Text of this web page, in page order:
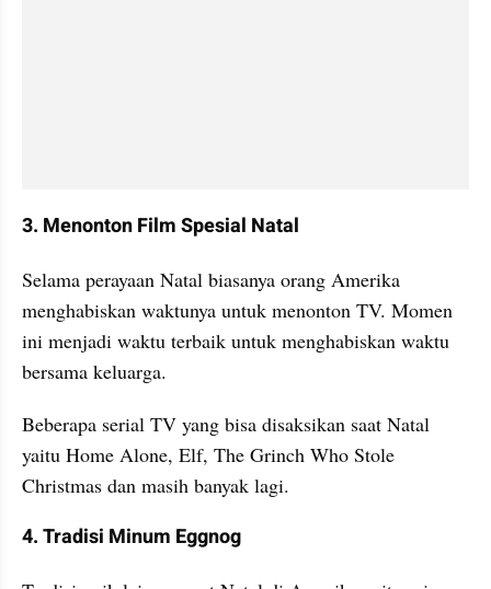
3. Menonton Film Spesial Natal
Selama perayaan Natal biasanya orang Amerika
menghabiskan waktunya untuk menonton TV. Momen
ini menjadi waktu terbaik untuk menghabiskan waktu
bersama keluarga.
Beberapa serial TV yang bisa disaksikan saat Natal
yaitu Home Alone, Elf, The Grinch Who Stole
Christmas dan masih banyak lagi.
4. Tradisi Minum Eggnog